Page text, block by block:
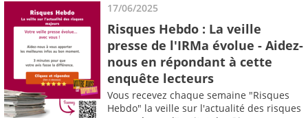
17/06/2025
Risques Hebdo : La veille
presse de l'IRMa évolue - Aidez-
nous en répondant à cette
enquête lecteurs
Vous recevez chaque semaine "Risques
Hebdo" la veille sur l'actualité des risques